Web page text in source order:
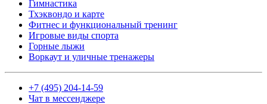
Гимнастика
Тхэквондо и карте
Фитнес и функциональный тренинг
Игровые виды спорта
Горные лыжи
Воркаут и уличные тренажеры
+7 (495) 204-14-59
Чат в мессенджере